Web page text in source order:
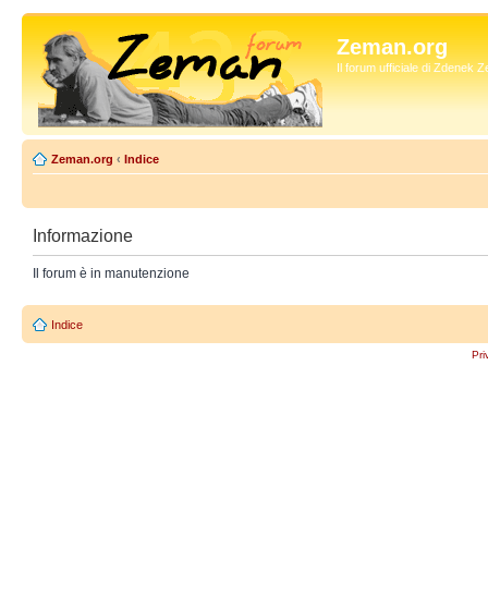
Zeman.org
Il forum ufficiale di Zdenek
Zeman.org ‹ Indice
Informazione
Il forum è in manutenzione
Indice